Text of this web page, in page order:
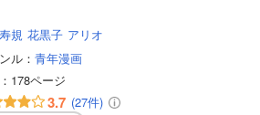
規 花黒子 アリオ
ル： 青年漫画
178ページ
3.7 (27件)